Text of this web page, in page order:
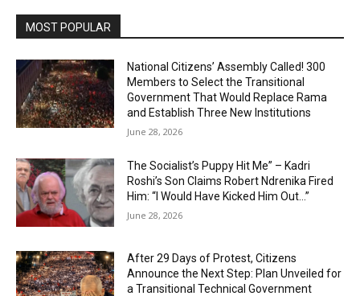
MOST POPULAR
National Citizens’ Assembly Called! 300
Members to Select the Transitional
Government That Would Replace Rama
and Establish Three New Institutions
June 28, 2026
The Socialist’s Puppy Hit Me” – Kadri
Roshi’s Son Claims Robert Ndrenika Fired
Him: “I Would Have Kicked Him Out…”
June 28, 2026
After 29 Days of Protest, Citizens
Announce the Next Step: Plan Unveiled for
a Transitional Technical Government